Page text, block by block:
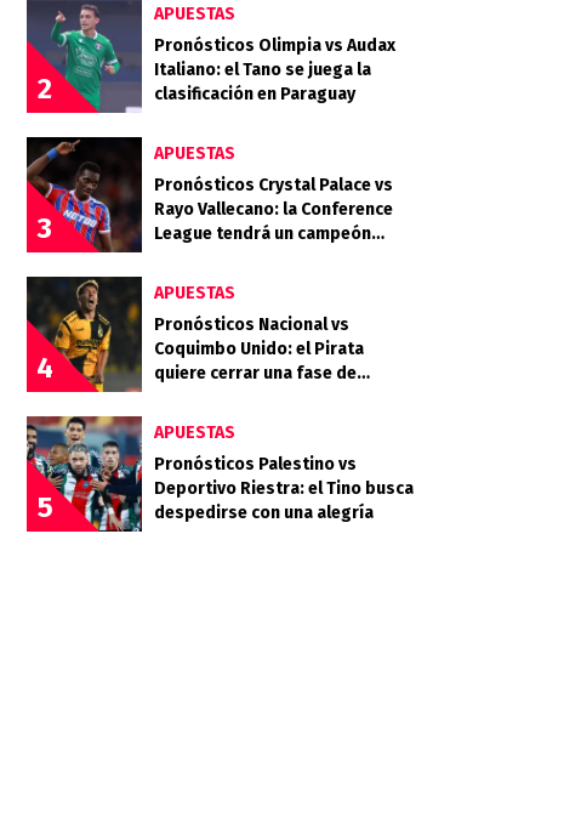
2
APUESTAS
Pronósticos Olimpia vs Audax
Italiano: el Tano se juega la
clasificación en Paraguay
3
APUESTAS
Pronósticos Crystal Palace vs
Rayo Vallecano: la Conference
League tendrá un campeón
4
APUESTAS
Pronósticos Nacional vs
Coquimbo Unido: el Pirata
quiere cerrar una fase de
Libertadores
5
APUESTAS
Pronósticos Palestino vs
Deportivo Riestra: el Tino busca
despedirse con una alegría